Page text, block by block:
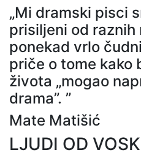
„Mi dramski pisci
prisiljeni od raznih
ponekad vrlo
priče o tome kako
života „mogao
drama”. ”
Mate Matišić
LJUDI OD